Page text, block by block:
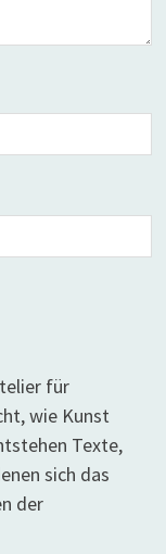
für
wie Kunst
Texte,
sich das
der